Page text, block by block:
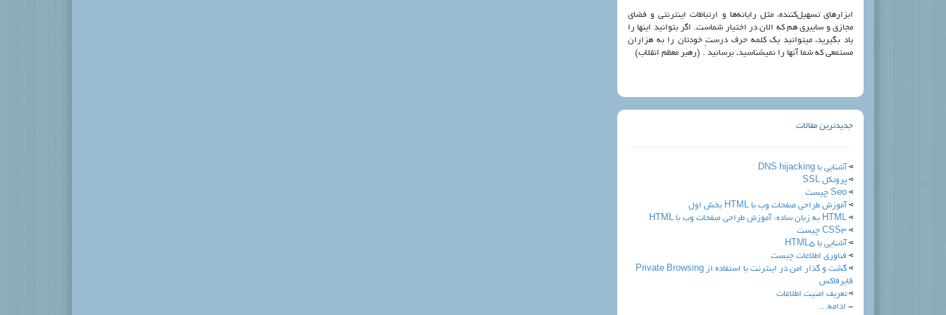
ابزارهای تسهیل‌کننده، مثل رایانه‌ها و ارتباطات اینترنتی و فضای
مجازی و سایبری هم که الان در اختیار شماست. اگر بتوانید اینها را
یاد بگیرید، میتوانید یک کلمه حرف درستِ خودتان را به هزاران
مستمعی که شما آنها را نمیشناسید، برسانید . (رهبر معظم انقلاب)
جدیدترین مقالات
آشنایی با DNS hijacking
پروتکل SSL
Seo چیست
آموزش طراحی صفحات وب با HTML بخش اول
HTML به زبان ساده: آموزش طراحی صفحات وب با HTML
CSS٣ چیست
آشنایی با HTML5
فناوری اطلاعات چیست
گشت و گذار امن در اینترنت با استفاده از Private Browsing
فایرفاکس
تعریف امنیت اطلاعات
- ادامه...